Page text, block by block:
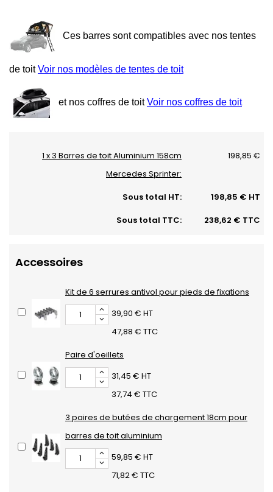
Ces barres sont compatibles avec nos tentes
de toitVoir nos modèles de tentes de toit
et nos coffres de toitVoir nos coffres de toit
1 x 3 Barres de toit Aluminium 158cm
Mercedes Sprinter:
198,85 €
Sous total HT:
198,85 € HT
Sous total TTC:
238,62 € TTC
Accessoires
Kit de 6 serrures antivol pour pieds de fixations
39,90 € HT
47,88 € TTC
Paire d'oeillets
31,45 € HT
37,74 € TTC
3 paires de butées de chargement 18cm pour
barres de toit aluminium
59,85 € HT
71,82 € TTC